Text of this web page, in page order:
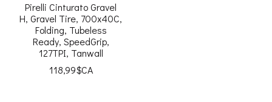
Pirelli Cinturato Gravel
H, Gravel Tire, 700x40C,
Folding, Tubeless
Ready, SpeedGrip,
127TPI, Tanwall
118,99$CA